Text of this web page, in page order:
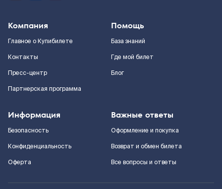
Компания
Главное о Купибилете
Контакты
Пресс-центр
Партнерская программа
Помощь
База знаний
Где мой билет
Блог
Информация
Безопасность
Конфиденциальность
Оферта
Важные ответы
Оформление и покупка
Возврат и обмен билета
Все вопросы и ответы